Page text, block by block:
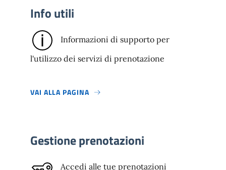
Info utili
Informazioni di supporto per
l'utilizzo dei servizi di prenotazione
VAI ALLA PAGINA
Gestione prenotazioni
Accedi alle tue prenotazioni